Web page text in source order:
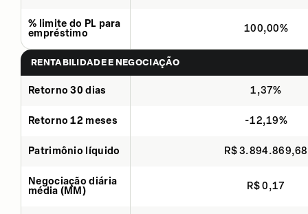
% limite do PL para
empréstimo
100,00%
RENTABILIDADE E NEGOCIAÇÃO
Retorno 30 dias 1,37%
Retorno 12 meses -12,19%
Patrimônio líquido R$ 3.894.869,68
Negociação diária
média (MM)
R$ 0,17